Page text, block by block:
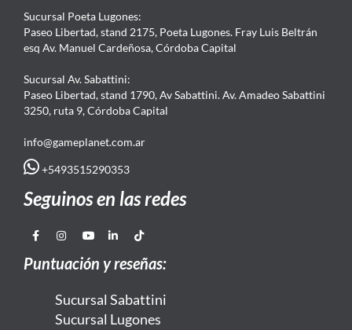
Sucursal Poeta Lugones:
Paseo Libertad, stand 2175, Poeta Lugones. Fray Luis Beltrán
esq Av. Manuel Cardeñosa, Córdoba Capital
Sucursal Av. Sabattini:
Paseo Libertad, stand 1790, Av Sabattini. Av. Amadeo Sabattini
3250, ruta 9, Córdoba Capital
info@gameplanet.com.ar
+5493515290353
Seguinos en las redes
Puntuación y reseñas:
Sucursal Sabattini
Sucursal Lugones